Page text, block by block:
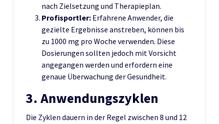
nach Zielsetzung und Therapieplan.
Profisportler: Erfahrene Anwender, die
gezielte Ergebnisse anstreben, können bis
zu 1000 mg pro Woche verwenden. Diese
Dosierungen sollten jedoch mit Vorsicht
angegangen werden und erfordern eine
genaue Überwachung der Gesundheit.
3. Anwendungszyklen
Die Zyklen dauern in der Regel zwischen 8 und 12